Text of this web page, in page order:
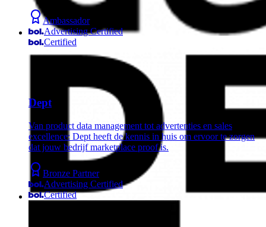
Ambassador
Advertising Certified
Certified
Dept
Van product data management tot advertenties en sales
excellence: Dept heeft de kennis in huis om ervoor te zorgen
dat jouw bedrijf marketplace proof is.
Bronze Partner
Advertising Certified
Certified